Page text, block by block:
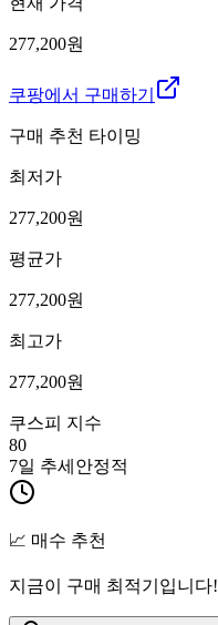
277,200원
쿠팡에서 구매하기
구매 추천 타이밍
최저가
277,200원
평균가
277,200원
최고가
277,200원
쿠스피 지수
80
7일 추세 안정적
📈 매수 추천
지금이 구매 최적기입니다!